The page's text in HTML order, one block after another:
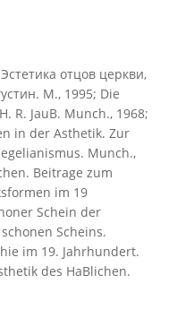
отцов церкви,
М., 1995; Die
R. JauB. Munch., 1968;
in der Asthetik. Zur
Munch.,
Beitrage zum
im 19
Schein der
Scheins.
im 19. Jahrhundert.
des HaBlichen.